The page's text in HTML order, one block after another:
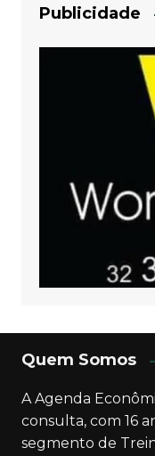
Publicidade
Quem Somos
A Agenda
consulta, com 16
segmento de